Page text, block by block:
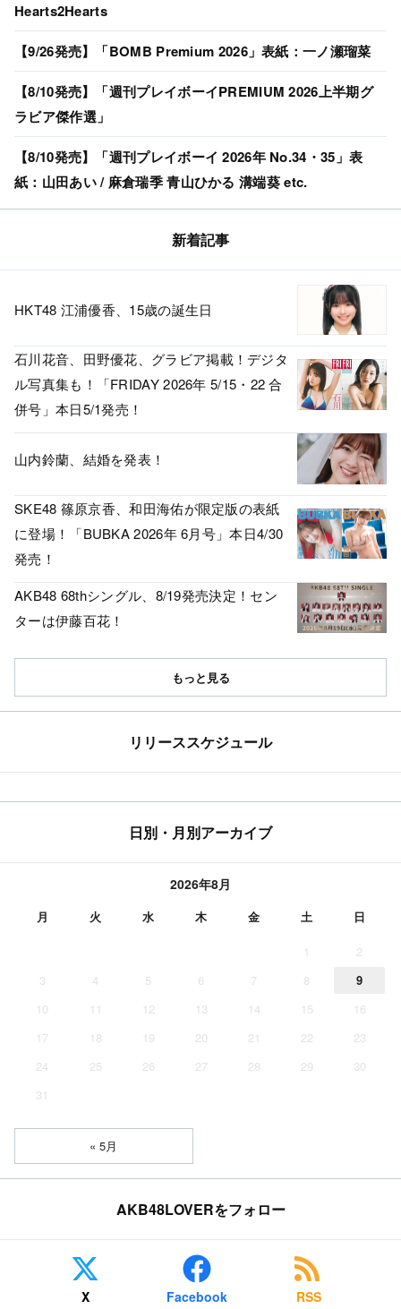
Hearts2Hearts
【9/26発売】「BOMB Premium 2026」表紙：一ノ瀬瑠菜
【8/10発売】「週刊プレイボーイPREMIUM 2026上半期グ
ラビア傑作選」
【8/10発売】「週刊プレイボーイ 2026年 No.34・35」表
紙：山田あい / 麻倉瑞季 青山ひかる 溝端葵 etc.
新着記事
HKT48 江浦優香、15歳の誕生日
石川花音、田野優花、グラビア掲載！デジタ
ル写真集も！「FRIDAY 2026年 5/15・22 合
併号」本日5/1発売！
山内鈴蘭、結婚を発表！
SKE48 篠原京香、和田海佑が限定版の表紙
に登場！「BUBKA 2026年 6月号」本日4/30
発売！
AKB48 68thシングル、8/19発売決定！セン
ターは伊藤百花！
もっと見る
リリーススケジュール
日別・月別アーカイブ
2026年8月
月 火 水 木 金 土 日
1
2
3
4 5 6 7 8
9
10
11 12 13 14 15
16
17
18 19 20 21 22
23
24
25 26 27 28 29
30
31
« 5月
AKB48LOVERをフォロー
X Facebook RSS